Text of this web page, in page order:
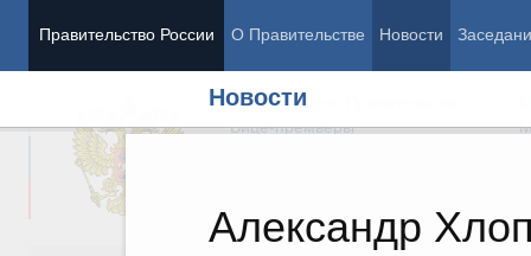
Правительство России О Правительстве Новости
Новости
Александр
Председатель Правительства
Вице-премьеры